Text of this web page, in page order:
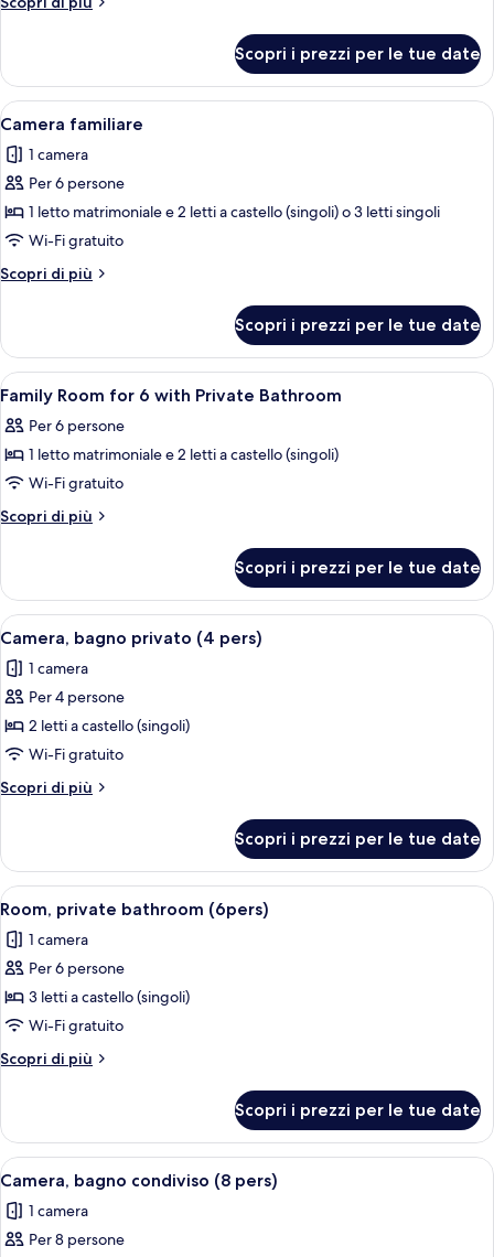
o
2
letti
singoli,
terrazzo
Deluxe
con
letto
o
2
singoli,
terrazzo
Scopri i prezzi per le tue date
Apri
tutte
le
foto
per
Camera
familiare
Una camera d'albergo con un letto
7
Camera familiare
1 camera
Per 6 persone
1 letto matrimoniale e 2 letti a castello (singoli) o 3 letti singoli
Wi-Fi gratuito
Scopri di più
Altri
familiare
Scopri i prezzi per le tue date
Apri
tutte
le
foto
per
Family
6
with
Private
Bathroom
Insonorizzazione, Wi-Fi gratuito,
6
Family Room for 6 with Private Bathroom
Per 6 persone
1 letto matrimoniale e 2 letti a castello (singoli)
Wi-Fi gratuito
Scopri di più
Altri
Room
for
6
Private
Bathroom
Scopri i prezzi per le tue date
Apri
tutte
le
foto
per
Camera,
bagno
privato
pers)
Camera con letto a castello, una
4
Camera, bagno privato (4 pers)
1 camera
Per 4 persone
2 letti a castello (singoli)
Wi-Fi gratuito
Scopri di più
Altri
bagno
privato
(4
Scopri i prezzi per le tue date
Apri
tutte
le
foto
per
Room,
private
bathroom
Una stanza con letti a castello,
5
Room, private bathroom (6pers)
1 camera
Per 6 persone
3 letti a castello (singoli)
Wi-Fi gratuito
Scopri di più
Altri
private
bathroom
(6pers)
Scopri i prezzi per le tue date
Apri
tutte
le
foto
Una stanza con letti a castello, una
5
Camera, bagno condiviso (8 pers)
1 camera
Per 8 persone